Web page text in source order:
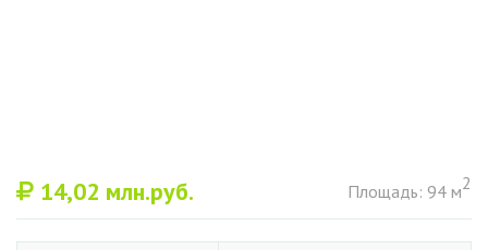
14,02 млн.руб. Площадь: 94 м2